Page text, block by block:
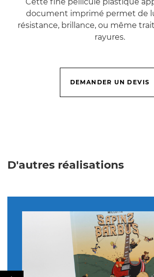
document imprimé permet de
résistance, brillance, ou même
rayures.
DEMANDER UN DEVIS
D'autres réalisations